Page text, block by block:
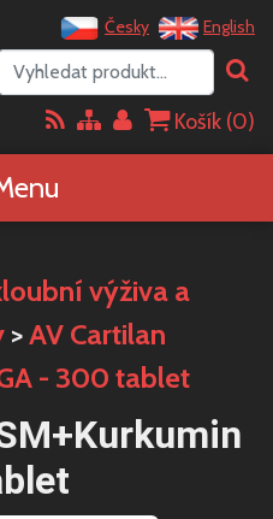
Česky English
Košík (0)
výživa a
>AV Cartilan
- 300 tablet